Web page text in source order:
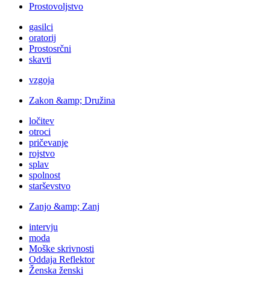
Prostovoljstvo
gasilci
oratorij
Prostosrčni
skavti
vzgoja
Zakon &amp; Družina
ločitev
otroci
pričevanje
rojstvo
splav
spolnost
starševstvo
Zanjo &amp; Zanj
intervju
moda
Moške skrivnosti
Oddaja Reflektor
Ženska ženski